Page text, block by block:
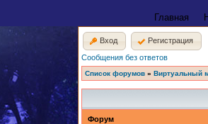
Главная
Вход
Регистрация
Сообщения без ответов
Список форумов » Виртуальный
Форум